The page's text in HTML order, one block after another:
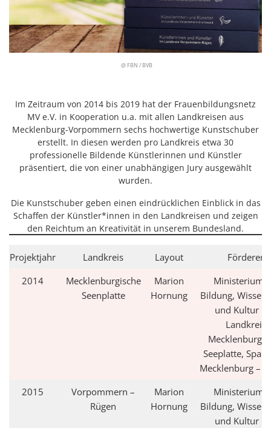
@ FBN / BVB
Im Zeitraum von 2014 bis 2019 hat der Frauenbildungsnetz
MV e.V. in Kooperation u.a. mit allen Landkreisen aus
Mecklenburg-Vorpommern sechs hochwertige Kunstschuber
erstellt. In diesen werden pro Landkreis etwa 30
professionelle Bildende Künstlerinnen und Künstler
präsentiert, die von einer unabhängigen Jury ausgewählt
wurden.
Die Kunstschuber geben einen eindrücklichen Einblick in das
Schaffen der Künstler*innen in den Landkreisen und zeigen
den Reichtum an Kreativität in unserem Bundesland.
Projektjahr Landkreis Layout
Förderer
2014
Mecklenburgische
Seenplatte
Marion
Hornung
Ministerium
Bildung,
und Kultur
Landkreis
Seeplatte,
Mecklenburg –
2015
Vorpommern –
Rügen
Marion
Hornung
Ministerium
Bildung,
und Kultur